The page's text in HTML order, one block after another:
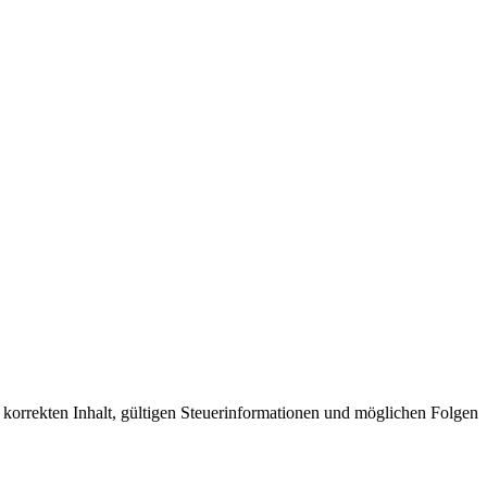
Inhalt, gültigen Steuerinformationen und möglichen Folgen